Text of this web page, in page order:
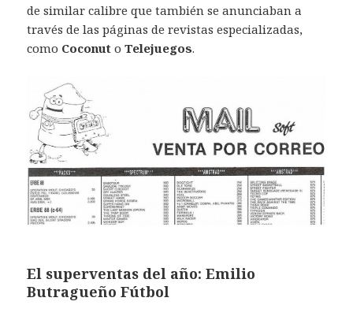
de similar calibre que también se anunciaban a
través de las páginas de revistas especializadas,
como Coconut oTelejuegos.
El superventas del año: Emilio
Butragueño Fútbol